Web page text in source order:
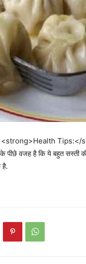
Tips:</
पीछे वजह है कि ये बहुत
है.